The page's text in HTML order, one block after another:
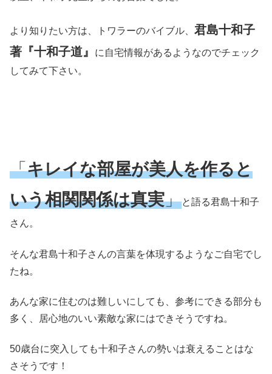
より知りたい方は、トワラーのバイブル、 君島十和子
著『十和子道』
に自宅情報があるようなのでチェック
してみて下さい。
「キレイな部屋が美人を作ると
いう相関関係は真実」と語る君島十和子
さん。
そんな君島十和子さんの言葉を体現するようなご自宅でし
たね。
あんな家に住むのは難しいにしても、参考にできる部分も
多く、居心地のいい素敵な家にはできそうですね。
50歳台に突入しても十和子さんの勢いは衰えることはな
さそうです！